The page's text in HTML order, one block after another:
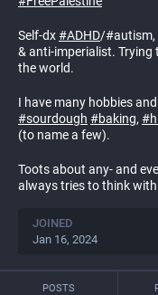
Self-dx#ADHD/#autism,
& anti-imperialist. Trying
the world.
I have many hobbies
#sourdough #baking, #
(to name a few).
Toots about any- and
always tries to think
JOINED
Jan 16, 2024
POSTS